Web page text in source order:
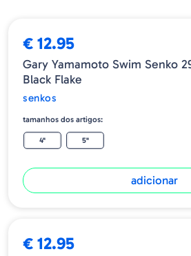
€ 12.95
Gary Yamamoto Swim Senko
Black Flake
senkos
tamanhos dos artigos:
4" 5"
adicionar
€ 12.95